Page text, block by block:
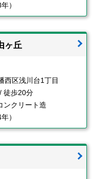
）
ヶ丘
西区浅川台1丁目
徒歩20分
ンクリート造
）